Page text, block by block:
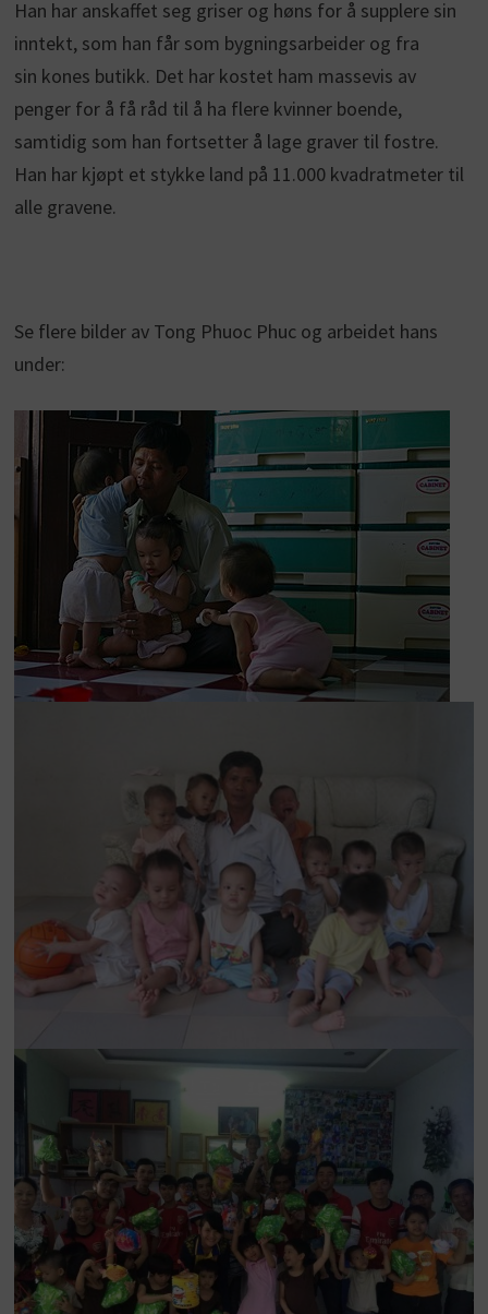
Han har anskaffet seg griser og høns for å supplere sin
inntekt, som han får som bygningsarbeider og fra
sin kones butikk. Det har kostet ham massevis av
penger for å få råd til å ha flere kvinner boende,
samtidig som han fortsetter å lage graver til fostre.
Han har kjøpt et stykke land på 11.000 kvadratmeter til
alle gravene.
Se flere bilder av Tong Phuoc Phuc og arbeidet hans
under: